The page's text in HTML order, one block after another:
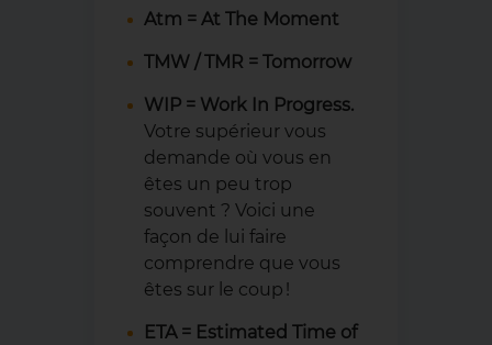
Atm = At The Moment
TMW / TMR = Tomorrow
WIP = Work In Progress.
Votre supérieur vous
demande où vous en
êtes un peu trop
souvent ? Voici une
façon de lui faire
comprendre que vous
êtes sur le coup !
ETA = Estimated Time of